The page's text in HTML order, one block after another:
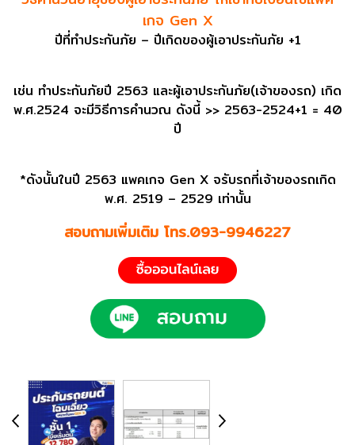
เกจ Gen X
ปีที่ทำประกันภัย – ปีเกิดของผู้เอาประกันภัย +1
เช่น ทำประกันภัยปี 2563 และผู้เอาประกันภัย(เจ้าของรถ) เกิด
พ.ศ.2524 จะมีวิธีการคำนวณ ดังนี้ >> 2563-2524+1 = 40
ปี
*ดังนั้นในปี 2563 แพคเกจ Gen X จรับรถที่เจ้าของรถเกิด
พ.ศ. 2519 – 2529 เท่านั้น
สอบถามเพิ่มเติม โทร.093-9946227